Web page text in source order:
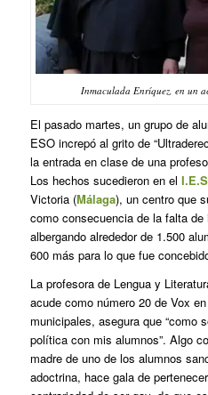
Inmaculada Enríquez, en un
El pasado martes, un grupo de
ESO increpó al grito de
la entrada en clase de una
Los hechos sucedieron en el
Victoria (Málaga), un centro que
como consecuencia de la falta
albergando alrededor de 1.500
600 más para lo que fue
La profesora de Lengua y
acude como número 20 de Vox
municipales, asegura que “como
política con mis alumnos”. Algo
madre de uno de los alumnos
adoctrina, hace gala de